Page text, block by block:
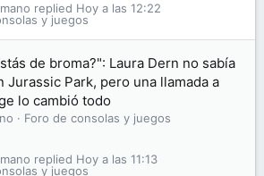
y juegos
Hoy a las 12:22
de broma?": Laura Dern no sabía
Jurassic Park, pero una llamada a
lo cambió todo
Foro de consolas y juegos
y juegos
Hoy a las 11:13